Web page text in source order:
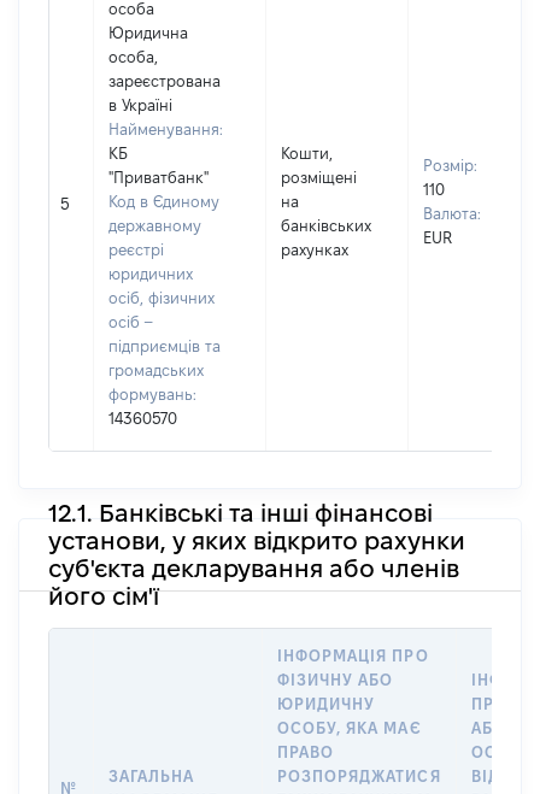
5
особа
Юридична
особа,
зареєстрована
в Україні
Найменування:
КБ
"Приватбанк"
Код в Єдиному
державному
реєстрі
юридичних
осіб, фізичних
осіб –
підприємців та
громадських
формувань:
14360570
Кошти,
розміщені
на
банківських
рахунках
Розмір:
110
Валюта:
EUR
12.1. Банківські та інші фінансові
установи, у яких відкрито рахунки
суб'єкта декларування або членів
його сім'ї
№
ЗАГАЛЬНА
ІНФОРМАЦІЯ ПРО
ФІЗИЧНУ АБО
ЮРИДИЧНУ
ОСОБУ, ЯКА МАЄ
ПРАВО
РОЗПОРЯДЖАТИСЯ
ПРО
АБО
ОСОБУ,